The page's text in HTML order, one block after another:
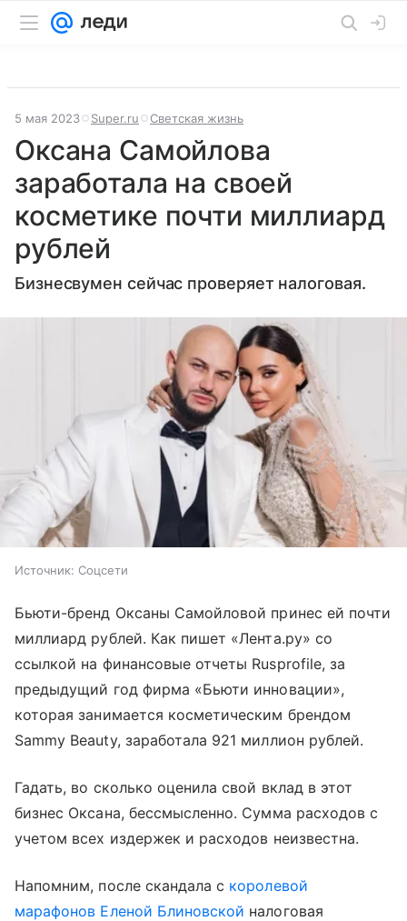
5 мая 2023 Super.ru Светская жизнь
Оксана Самойлова
заработала на своей
косметике почти миллиард
рублей
Бизнесвумен сейчас проверяет налоговая.
Источник: Соцсети
Бьюти-бренд Оксаны Самойловой принес ей почти
миллиард рублей. Как пишет «Лента.ру» со
ссылкой на финансовые отчеты Rusprofile, за
предыдущий год фирма «Бьюти инновации»,
которая занимается косметическим брендом
Sammy Beauty, заработала 921 миллион рублей.
Гадать, во сколько оценила свой вклад в этот
бизнес Оксана, бессмысленно. Сумма расходов с
учетом всех издержек и расходов неизвестна.
Напомним, после скандала с королевой
марафонов Еленой Блиновской налоговая